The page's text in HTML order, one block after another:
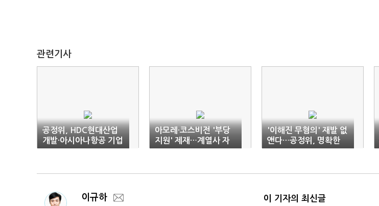
관련기사
공정위, HDC현대산업
개발·아시아나항공 기업
결합 '승인'
아모레·코스비전 '부당
지원' 제재…계열사 자
금 차입 '750억 무상 담
'이해진 무혐의' 재발 없
앤다…공정위, 명확한
고발 기준 제시
이규하 이 기자의 최신글